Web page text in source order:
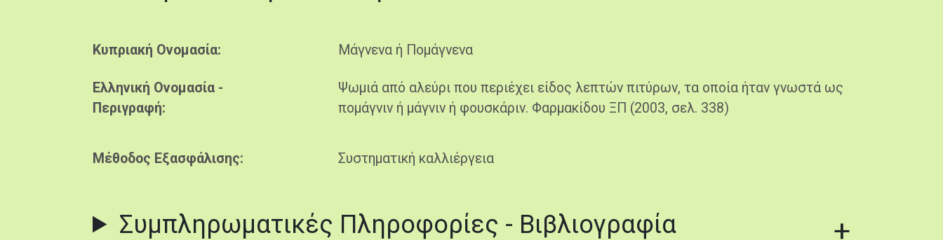
Κυπριακή Ονομασία Μάγνενα ή Πομάγνενα
Ελληνική Ονομασία -
Περιγραφή
Ψωμιά από αλεύρι που περιέχει είδος λεπτών πιτύρων, τα οποία ήταν γνωστά ως
πομάγνιν ή μάγνιν ή φουσκάριν. Φαρμακίδου ΞΠ (2003, σελ. 338)
Μέθοδος Εξασφάλισης Συστηματική καλλιέργεια
Συμπληρωματικές Πληροφορίες - Βιβλιογραφία